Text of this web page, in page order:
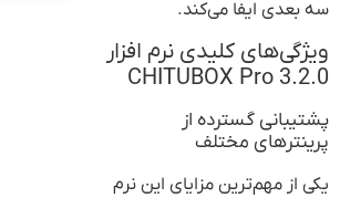
سه بعدی ایفا می‌کند.
ویژگی‌های کلیدی نرم افزار
CHITUBOX Pro 3.2.0
پشتیبانی گسترده از
پرینترهای مختلف
یکی از مهم‌ترین مزایای این نرم